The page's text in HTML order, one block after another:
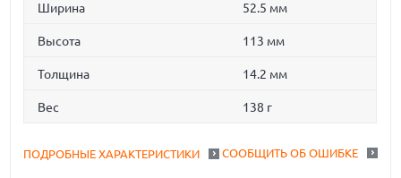
Ширина 52.5 мм
Высота 113 мм
Толщина 14.2 мм
Вес 138 г
СООБЩИТЬ ОБ ОШИБКЕ
ПОДРОБНЫЕ ХАРАКТЕРИСТИКИ